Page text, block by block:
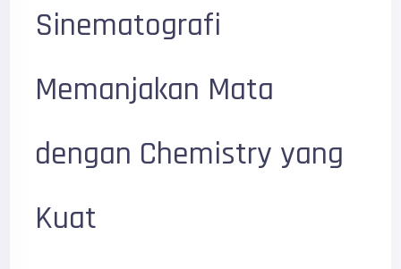
Sinematografi
Memanjakan Mata
dengan Chemistry yang
Kuat